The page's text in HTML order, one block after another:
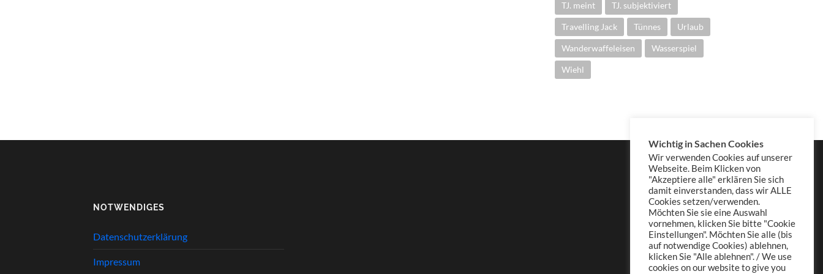
TJ. meint TJ. subjektiviert
Travelling Jack Tünnes Urlaub
Wanderwaffeleisen Wasserspiel
Wiehl
NOTWENDIGES
Datenschutzerklärung
Impressum
Wichtig in Sachen Cookies
Wir verwenden Cookies auf unserer
Webseite. Beim Klicken von
"Akzeptiere alle" erklären Sie sich
damit einverstanden, dass wir ALLE
Cookies setzen/verwenden.
Möchten Sie sie eine Auswahl
vornehmen, klicken Sie bitte "Cookie
Einstellungen". Möchten Sie alle (bis
auf notwendige Cookies) ablehnen,
klicken Sie "Alle ablehnen". / We use
cookies on our website to give you